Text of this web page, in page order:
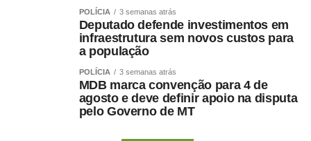
indicado, Maluf havia desistido de uma pré-candidatura
própria ao Governo pelo Novo para contribuir com a
composição liderada pelo senador.
Na nota desta sexta-feira, Maluf ampliou as críticas e
afirmou que quem pretende comandar o Estado precisa
demonstrar capacidade de cumprir compromissos
POLÍCIA 3 semanas atrás
Deputado defende investimentos em
infraestrutura sem novos custos para
a população
POLÍCIA 3 semanas atrás
MDB marca convenção para 4 de
agosto e deve definir apoio na disputa
pelo Governo de MT